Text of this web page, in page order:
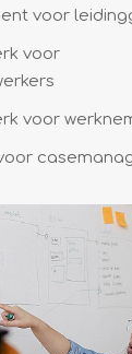
voor
voor
voor